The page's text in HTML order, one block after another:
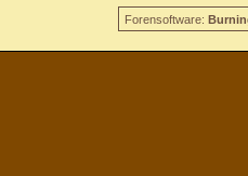
Forensoftware: